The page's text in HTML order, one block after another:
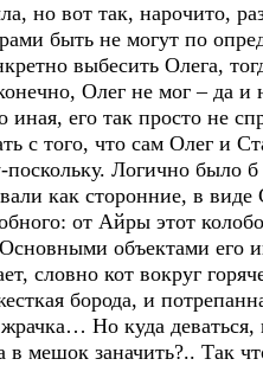
но вот так, нарочито,
быть не могут по
выбесить Олега,
Олег не мог – да
иная, его так просто не
с того, что сам Олег и
поскольку. Логично было
как сторонние, в
от Айры этот
объектами его
словно кот вокруг
борода, и
жрачка… Но куда
мешок заначить?.. Так